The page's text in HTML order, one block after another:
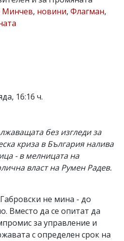
Минчев, новини, Флагман,
16:16 ч.
без изгледи за
криза в България налива
- в мелницата на
власт на Румен Радев.
не мина - до
Вместо да се опитат да
за управление и
с определен срок на